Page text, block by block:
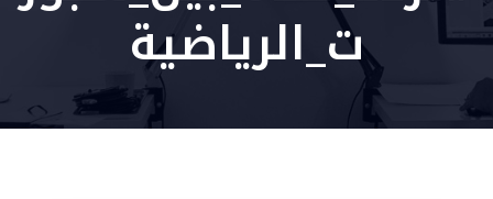
ت_الرياضية